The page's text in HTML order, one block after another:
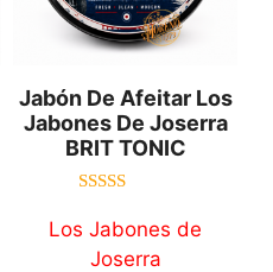
Jabón De Afeitar Los
Jabones De Joserra
BRIT TONIC
de 5
Los Jabones de
Joserra